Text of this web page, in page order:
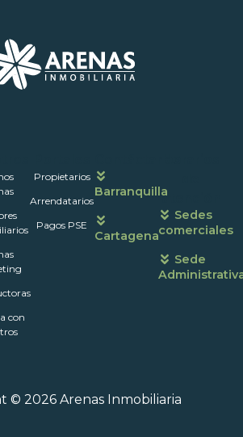
con
Propietarios
Arrendatarios
Pagos PSE
Barranquilla
Cartagena
atención
Sedes
comerciales
Sede
© 2026 Arenas Inmobiliaria